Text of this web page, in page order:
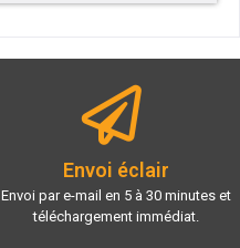
Envoi éclair
Envoi par e-mail en 5 à 30 minutes et
téléchargement immédiat.